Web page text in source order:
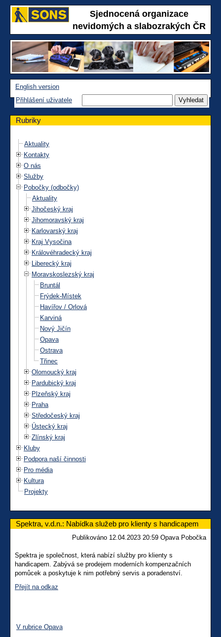
Sjednocená organizace
nevidomých a slabozrakých ČR
English version
Přihlášení uživatele
Rubriky
Aktuality
Kontakty
O nás
Služby
Pobočky (odbočky)
Aktuality
Jihočeský kraj
Jihomoravský kraj
Karlovarský kraj
Kraj Vysočina
Královéhradecký kraj
Liberecký kraj
Moravskoslezský kraj
Bruntál
Frýdek-Místek
Havířov / Orlová
Karviná
Nový Jičín
Opava
Ostrava
Třinec
Olomoucký kraj
Pardubický kraj
Plzeňský kraj
Praha
Středočeský kraj
Ústecký kraj
Zlínský kraj
Kluby
Podpora naší činnosti
Pro média
Kultura
Projekty
Spektra, v.d.n.: Nabídka služeb pro klienty s handicapem
Publikováno 12.04.2023 20:59 Opava Pobočka
Spektra je společnost, která nabízí služby pro klienty s
handicapem. Zabývá se prodejem moderních kompenzačních
pomůcek a poskytuje k nim potřebný servis a poradenství.
Přejít na odkaz
V rubrice Opava